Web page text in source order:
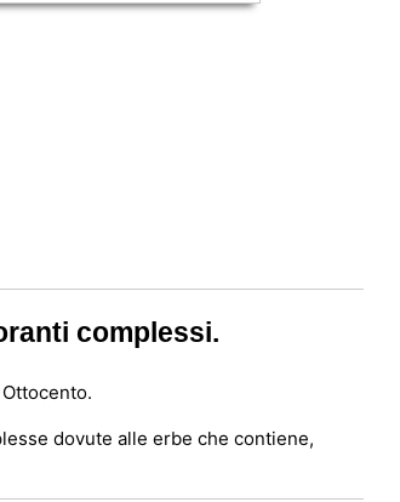
complessi.
dovute alle erbe che contiene,